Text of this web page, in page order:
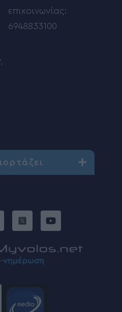
επικοινωνίας:
6948833100